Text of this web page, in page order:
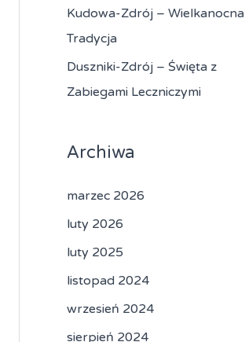
Kudowa-Zdrój – Wielkanocna
Tradycja
Duszniki-Zdrój – Święta z
Zabiegami Leczniczymi
Archiwa
marzec 2026
luty 2026
luty 2025
listopad 2024
wrzesień 2024
sierpień 2024